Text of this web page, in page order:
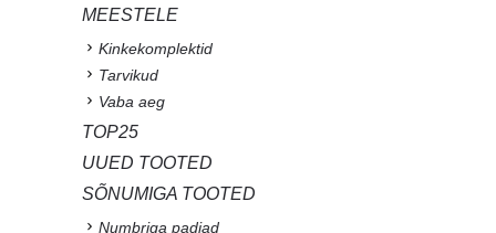
MEESTELE
Kinkekomplektid
Tarvikud
Vaba aeg
TOP25
UUED TOOTED
SÕNUMIGA TOOTED
Numbriga padjad